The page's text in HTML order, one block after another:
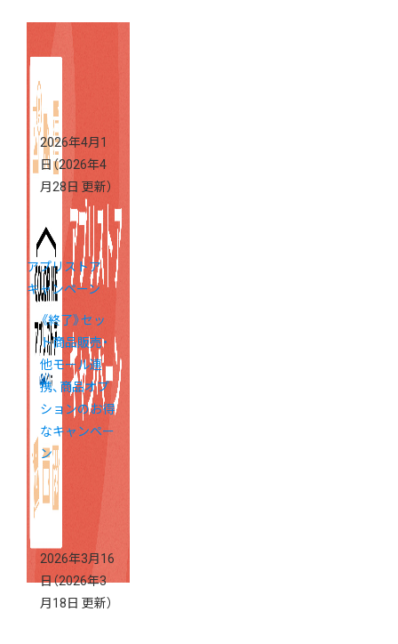
2026年4月1
日 （2026年4
月28日 更新）
アプリストア
キャンペーン
《終了》セッ
ト商品販売・
他モール連
携、商品オプ
ションのお得
なキャンペー
ン
2026年3月16
日（2026年3
月18日 更新）